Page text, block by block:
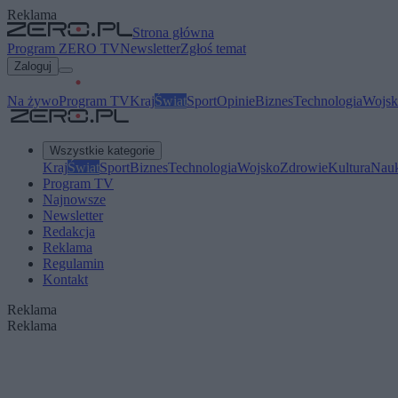
Reklama
Strona główna
Program ZERO TVNewsletterZgłoś temat
Zaloguj
Na żywoProgram TVKrajŚwiatSportOpinieBiznesTechnologia
Wszystkie kategorie
KrajŚwiatSportBiznesTechnologiaWojskoZdrowieKultura
Program TV
Najnowsze
Newsletter
Redakcja
Reklama
Regulamin
Kontakt
Reklama
Reklama